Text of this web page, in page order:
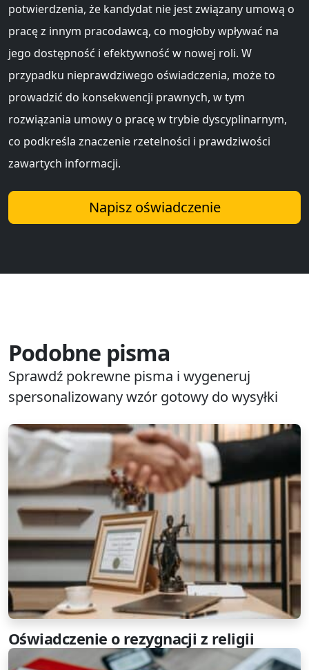
potwierdzenia, że kandydat nie jest związany umową o
pracę z innym pracodawcą, co mogłoby wpływać na
jego dostępność i efektywność w nowej roli. W
przypadku nieprawdziwego oświadczenia, może to
prowadzić do konsekwencji prawnych, w tym
rozwiązania umowy o pracę w trybie dyscyplinarnym,
co podkreśla znaczenie rzetelności i prawdziwości
zawartych informacji.
Napisz oświadczenie
Podobne pisma
Sprawdź pokrewne pisma i wygeneruj
spersonalizowany wzór gotowy do wysyłki
Oświadczenie o rezygnacji z religii